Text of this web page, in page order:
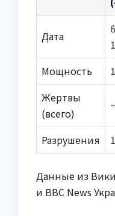
Дата
Мощность
Жертвы
(всего)
Разрушения
Данные из
и BBC News